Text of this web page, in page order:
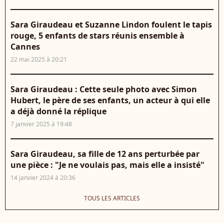
Sara Giraudeau et Suzanne Lindon foulent le tapis
rouge, 5 enfants de stars réunis ensemble à
Cannes
22 mai 2025 à 20:21
Sara Giraudeau : Cette seule photo avec Simon
Hubert, le père de ses enfants, un acteur à qui elle
a déjà donné la réplique
7 janvier 2025 à 19:48
Sara Giraudeau, sa fille de 12 ans perturbée par
une pièce : "Je ne voulais pas, mais elle a insisté"
14 janvier 2024 à 20:36
TOUS LES ARTICLES